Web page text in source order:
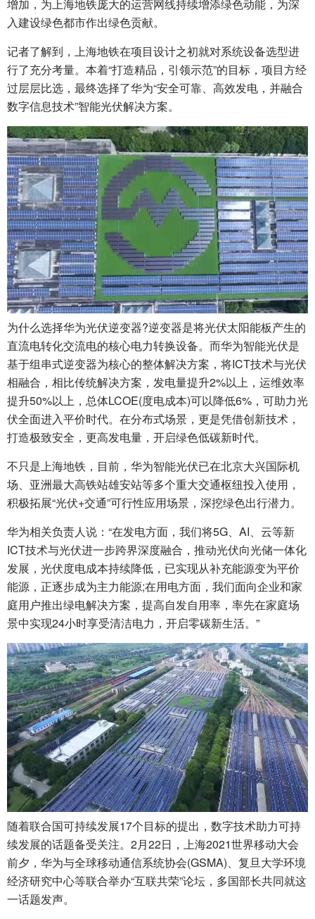
增加，为上海地铁庞大的运营网线持续增添绿色动能，为深
入建设绿色都市作出绿色贡献。
记者了解到，上海地铁在项目设计之初就对系统设备选型进
行了充分考量。本着“打造精品，引领示范”的目标，项目方经
过层层比选，最终选择了华为“安全可靠、高效发电，并融合
数字信息技术”智能光伏解决方案。
为什么选择华为光伏逆变器?逆变器是将光伏太阳能板产生的
直流电转化交流电的核心电力转换设备。而华为智能光伏是
基于组串式逆变器为核心的整体解决方案，将ICT技术与光伏
相融合，相比传统解决方案，发电量提升2%以上，运维效率
提升50%以上，总体LCOE(度电成本)可以降低6%，可助力光
伏全面进入平价时代。在分布式场景，更是凭借创新技术，
打造极致安全，更高发电量，开启绿色低碳新时代。
不只是上海地铁，目前，华为智能光伏已在北京大兴国际机
场、亚洲最大高铁站雄安站等多个重大交通枢纽投入使用，
积极拓展“光伏+交通”可行性应用场景，深挖绿色出行潜力。
华为相关负责人说：“在发电方面，我们将5G、AI、云等新
ICT技术与光伏进一步跨界深度融合，推动光伏向光储一体化
发展，光伏度电成本持续降低，已实现从补充能源变为平价
能源，正逐步成为主力能源;在用电方面，我们面向企业和家
庭用户推出绿电解决方案，提高自发自用率，率先在家庭场
景中实现24小时享受清洁电力，开启零碳新生活。”
随着联合国可持续发展17个目标的提出，数字技术助力可持
续发展的话题备受关注。2月22日，上海2021世界移动大会
前夕，华为与全球移动通信系统协会(GSMA)、复旦大学环境
经济研究中心等联合举办“互联共荣”论坛，多国部长共同就这
一话题发声。